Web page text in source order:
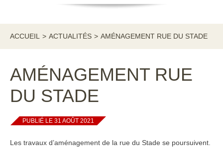
ACCUEIL > ACTUALITÉS > AMÉNAGEMENT RUE DU STADE
AMÉNAGEMENT RUE
DU STADE
PUBLIÉ LE 31 AOÛT 2021
Les travaux d’aménagement de la rue du Stade se poursuivent.